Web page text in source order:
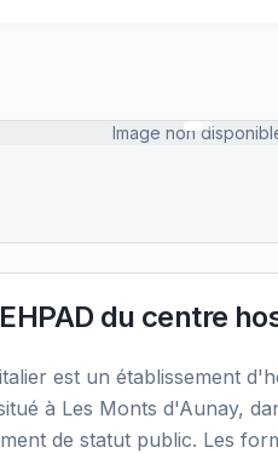
Image non
EHPAD du centre
est un établissement
à Les Monts d'Aunay,
de statut public. Les